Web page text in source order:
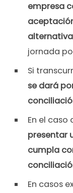
empresa
jornada
Si
se dará
En el caso
presentar
cumpla
En casos